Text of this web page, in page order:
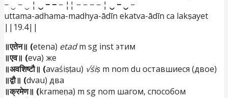
− ‿ − ‿ ¦ ‿ − − − ¦¦ − − − − ¦ ‿ − ‿ −
uttama-adhama-madhya-ādīn ekatva-ādīn ca lakṣayet
||19.4||
॥एतेन॥ (etena) etadm sg inst этим
॥एव॥ (eva) же
॥अवशिष्टौ॥ (avaśiṣṭau) √śiṣ m nom du оставшиеся (двое)
॥द्वौ॥ (dvau) два
॥क्रमेण॥ (krameṇa) m sg nom шагом, способом